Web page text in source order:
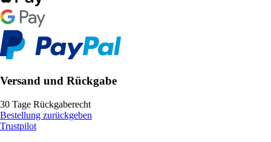
Versand und Rückgabe
30 Tage Rückgaberecht
Bestellung zurückgeben
Trustpilot